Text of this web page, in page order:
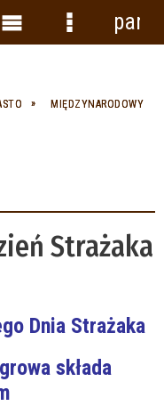
MIĘDZYNARODOWY
Strażaka
Dnia Strażaka
składa
Menu
panel